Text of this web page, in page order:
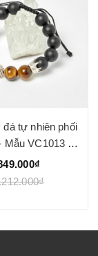
đá tự nhiên phối
Mẫu VC1013 -
Quý